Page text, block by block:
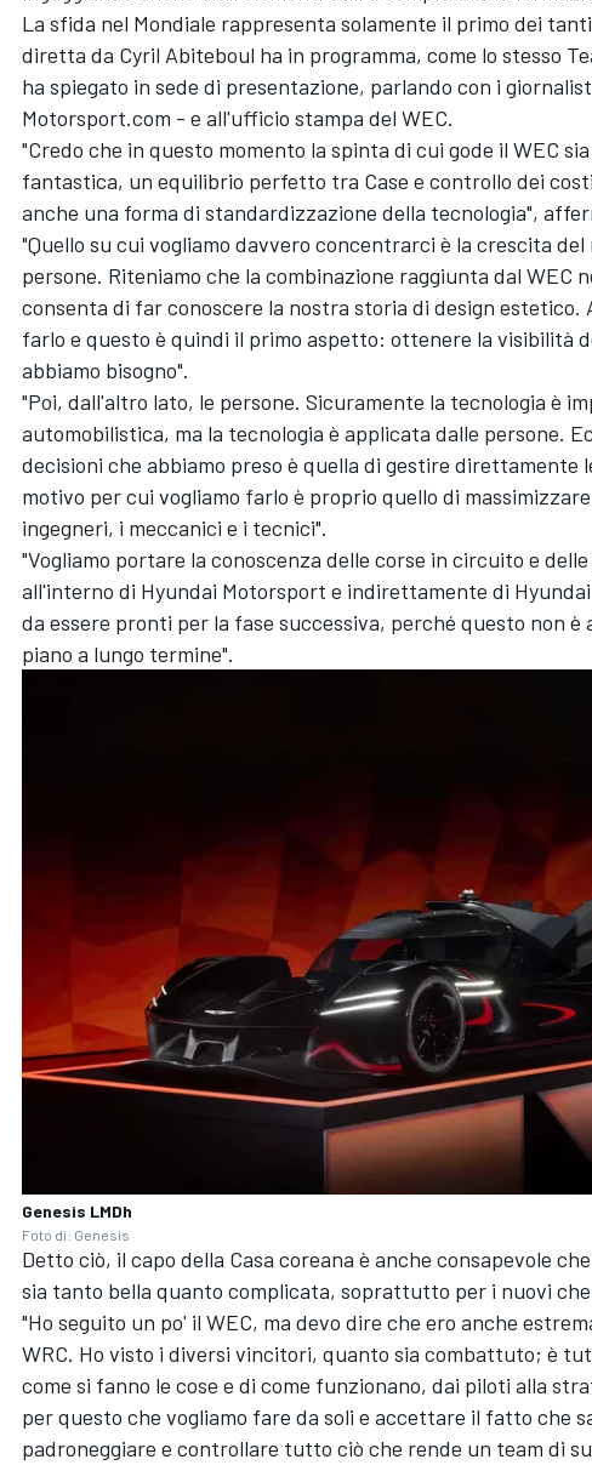
La sfida nel Mondiale rappresenta solamente il primo dei
diretta da Cyril Abiteboul ha in programma, come lo stesso
ha spiegato in sede di presentazione, parlando con i
Motorsport.com - e all'ufficio stampa del WEC.
"Credo che in questo momento la spinta di cui gode il WEC
fantastica, un equilibrio perfetto tra Case e controllo dei
anche una forma di standardizzazione della tecnologia",
"Quello su cui vogliamo davvero concentrarci è la crescita
persone. Riteniamo che la combinazione raggiunta dal WEC
consenta di far conoscere la nostra storia di design estetico.
farlo e questo è quindi il primo aspetto: ottenere la visibilità
abbiamo bisogno".
"Poi, dall'altro lato, le persone. Sicuramente la tecnologia è
automobilistica, ma la tecnologia è applicata dalle persone.
decisioni che abbiamo preso è quella di gestire direttamente
motivo per cui vogliamo farlo è proprio quello di
ingegneri, i meccanici e i tecnici".
"Vogliamo portare la conoscenza delle corse in circuito e
all'interno di Hyundai Motorsport e indirettamente di
da essere pronti per la fase successiva, perché questo non è
piano a lungo termine".
Genesis LMDh
Foto di: Genesis
Detto ciò, il capo della Casa coreana è anche consapevole
sia tanto bella quanto complicata, soprattutto per i nuovi
"Ho seguito un po' il WEC, ma devo dire che ero anche
WRC. Ho visto i diversi vincitori, quanto sia combattuto; è
come si fanno le cose e di come funzionano, dai piloti alla
per questo che vogliamo fare da soli e accettare il fatto che
padroneggiare e controllare tutto ciò che rende un team di